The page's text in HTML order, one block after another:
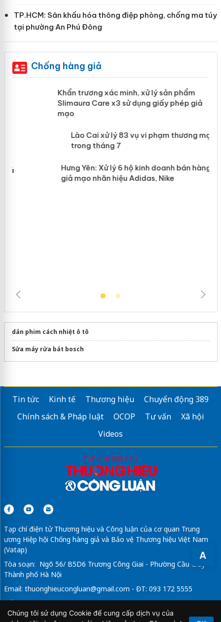
A
TP.HCM: Sân khấu hóa thông điệp phòng, chống ma túy
tại phường An Phú Đông
Chống hàng giả
Khẩn trương xác minh, xử lý sản phẩm
Slimaura Care x3 sử dụng giấy phép
giả mạo
mại trong tháng 7
dán phim cách nhiệt ô tô
Sửa máy rửa bát bosch
Tin tức Kinh tế Thương hiệu
Chuyển động 389
Chính sách & Pháp luật
OCOP Tư vấn
Xã hội
Videos
Tạp chí điện tử Thương hiệu và Công luận của cơ quan Trung
ương Hiệp hội Chống hàng giả và Bảo vệ Thương hiệu Việt Nam
(Vatap)
Tòa soạn: Ngõ 56/ B5D6 Trương Công Giai - Phường Cầu Giấy -
Thành phố Hà Nội
Email: thuonghieucongluan@gmail.com - ĐT: 093 172 5555
Tổng Biên Tập: Vũ Đức Thuận
Giấy phép hoạt động báo chí điện tử số 64/GP-BTTTT do Bộ
Chúng tôi sử dụng Cookie để cung cấp dịch vụ của